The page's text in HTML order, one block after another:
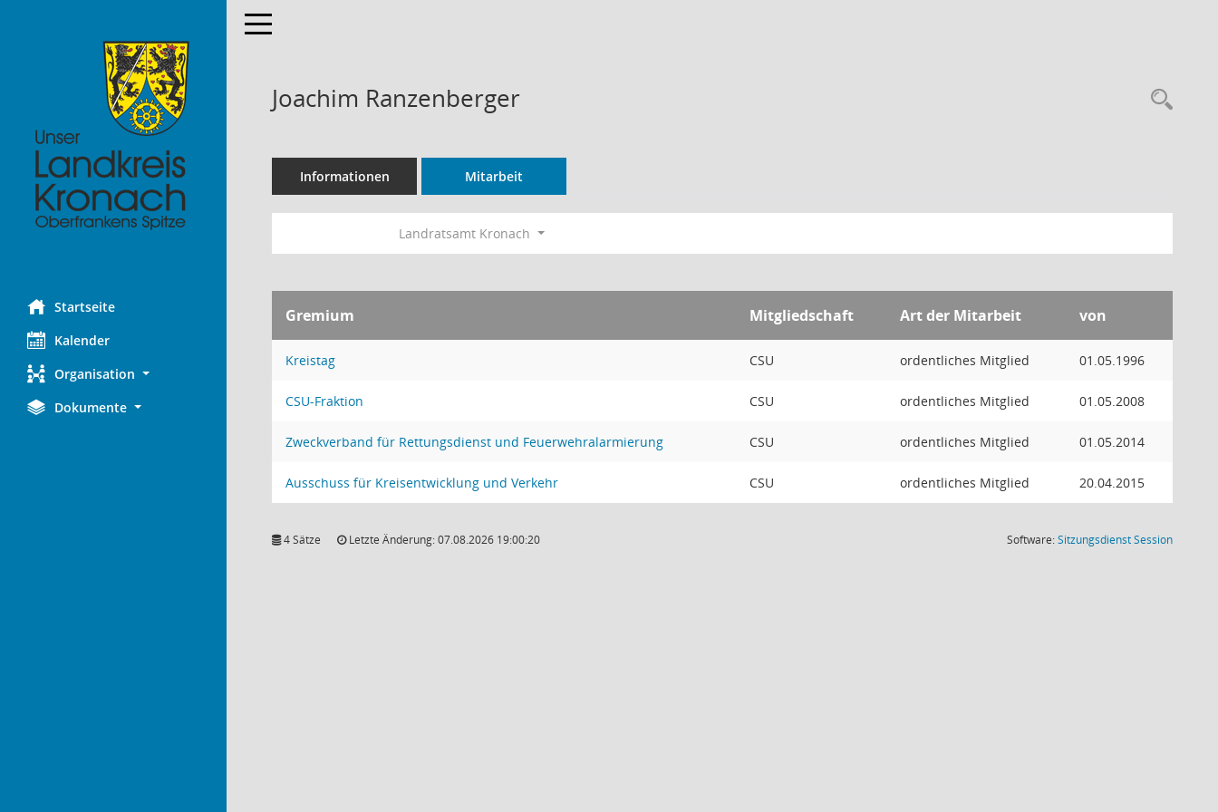
Startseite
Kalender
Organisation
Dokumente
Toggle navigation
Joachim Ranzenberger
Informationen Mitarbeit
Landratsamt Kronach
Gremium Mitgliedschaft Art der Mitarbeit von
Kreistag CSU ordentliches Mitglied 01.05.1996
CSU-Fraktion CSU ordentliches Mitglied 01.05.2008
Zweckverband für Rettungsdienst und Feuerwehralarmierung CSU ordentliches Mitglied 01.05.2014
Ausschuss für Kreisentwicklung und Verkehr CSU ordentliches Mitglied 20.04.2015
4 Sätze Letzte Änderung: 07.08.2026 19:00:20 Software:SitzungsdienstSession(Wird in